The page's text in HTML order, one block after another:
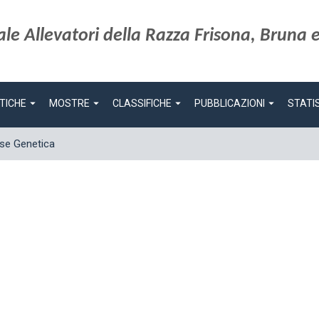
Allevatori della Razza Frisona, Bruna
arrow_drop_down arrow_drop_down
MOSTRE arrow_drop_down
CLASSIFICHE arrow_drop_down
PUBBLICAZIONI
Genetica